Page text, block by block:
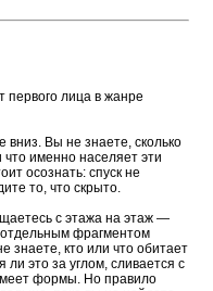
первого лица в жанре
Вы не знаете, сколько
именно населяет эти
осознать: спуск не
то, что скрыто.
с этажа на этаж —
фрагментом
знаете, кто или что обитает
ли это за углом, сливается с
формы. Но правило